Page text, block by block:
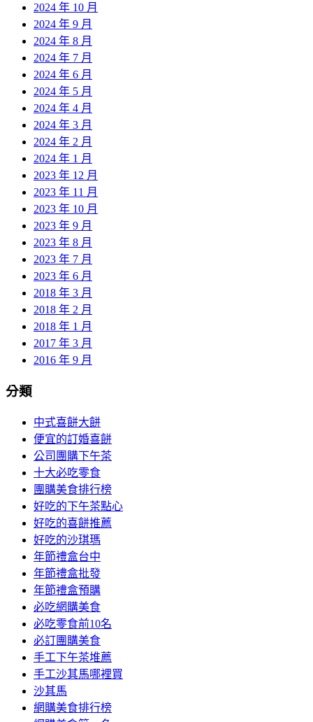
2024 年 10 月
2024 年 9 月
2024 年 8 月
2024 年 7 月
2024 年 6 月
2024 年 5 月
2024 年 4 月
2024 年 3 月
2024 年 2 月
2024 年 1 月
2023 年 12 月
2023 年 11 月
2023 年 10 月
2023 年 9 月
2023 年 8 月
2023 年 7 月
2023 年 6 月
2018 年 3 月
2018 年 2 月
2018 年 1 月
2017 年 3 月
2016 年 9 月
分類
中式喜餅大餅
便宜的訂婚喜餅
公司團購下午茶
十大必吃零食
團購美食排行榜
好吃的下午茶點心
好吃的喜餅推薦
好吃的沙琪瑪
年節禮盒台中
年節禮盒批發
年節禮盒預購
必吃網購美食
必吃零食前10名
必訂團購美食
手工下午茶堆薦
手工沙其馬哪裡買
沙其馬
網購美食排行榜